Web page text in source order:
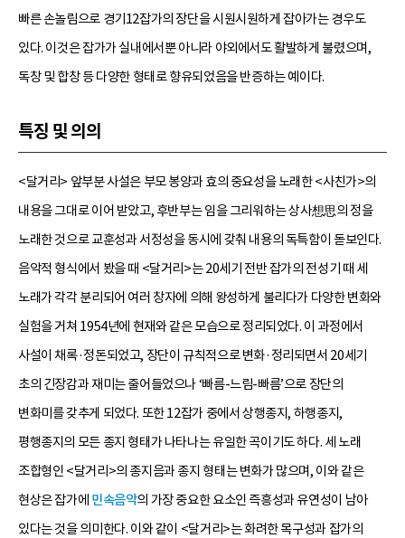
빠른 손놀림으로 경기12잡가의 장단을 시원시원하게 잡아가는 경우도
있다. 이것은 잡가가 실내에서뿐 아니라 야외에서도 활발하게 불렸으며,
독창 및 합창 등 다양한 형태로 향유되었음을 반증하는 예이다.
특징 및 의의
<달거리> 앞부분 사설은 부모 봉양과 효의 중요성을 노래한 <사친가>의
내용을 그대로 이어 받았고, 후반부는 임을 그리워하는 상사想思의 정을
노래한 것으로 교훈성과 서정성을 동시에 갖춰 내용의 독특함이 돋보인다.
음악적 형식에서 봤을 때 <달거리>는 20세기 전반 잡가의 전성기 때 세
노래가 각각 분리되어 여러 창자에 의해 왕성하게 불리다가 다양한 변화와
실험을 거쳐 1954년에 현재와 같은 모습으로 정리되었다. 이 과정에서
사설이 채록·정돈되었고, 장단이 규칙적으로 변화·정리되면서 20세기
초의 긴장감과 재미는 줄어들었으나 ‘빠름-느림-빠름’으로 장단의
변화미를 갖추게 되었다. 또한 12잡가 중에서 상행종지, 하행종지,
평행종지의 모든 종지 형태가 나타나는 유일한 곡이기도 하다. 세 노래
조합형인 <달거리>의 종지음과 종지 형태는 변화가 많으며, 이와 같은
현상은 잡가에 민속음악의 가장 중요한 요소인 즉흥성과 유연성이 남아
있다는 것을 의미한다. 이와 같이 <달거리>는 화려한 목구성과 잡가의